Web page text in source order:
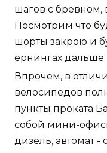
шагов с бревном,
Посмотрим что
шорты закрою и
ернингах дальше.
Впрочем, в
велосипедов
пункты проката
собой мини-
дизель, автомат